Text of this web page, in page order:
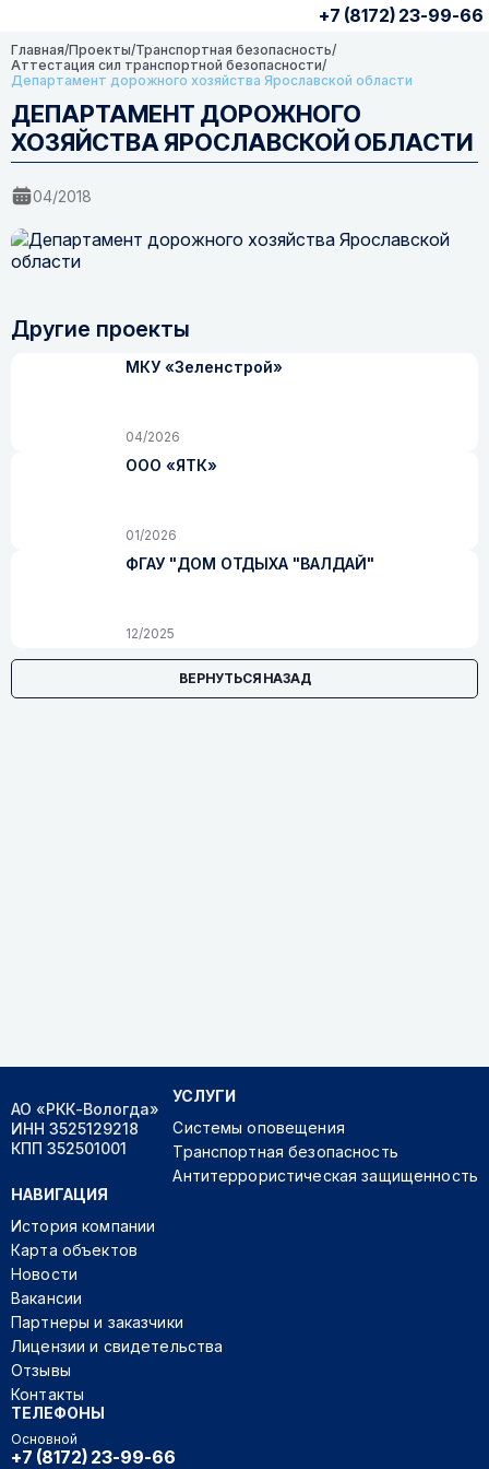
+7 (8172) 23-99-66
Главная/Проекты/Транспортная безопасность/
Аттестация сил транспортной безопасности/
Департамент дорожного хозяйства Ярославской области
ДЕПАРТАМЕНТ ДОРОЖНОГО
ХОЗЯЙСТВА ЯРОСЛАВСКОЙ ОБЛАСТИ
04/2018
Другие проекты
МКУ «Зеленстрой»
04/2026
ООО «ЯТК»
01/2026
ФГАУ "ДОМ ОТДЫХА "ВАЛДАЙ"
12/2025
ВЕРНУТЬСЯ НАЗАД
АО «РКК-Вологда»
ИНН 3525129218
КПП 352501001
УСЛУГИ
Системы оповещения
Транспортная безопасность
Антитеррористическая защищенность
НАВИГАЦИЯ
История компании
Карта объектов
Новости
Вакансии
Партнеры и заказчики
Лицензии и свидетельства
Отзывы
Контакты
ТЕЛЕФОНЫ
Основной
+7 (8172) 23-99-66